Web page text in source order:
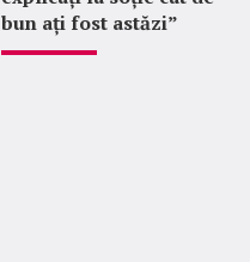
bun ați fost astăzi”